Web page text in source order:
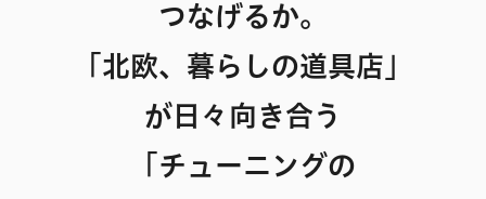
つなげるか。
「北欧、暮らしの道具店」
が 日々向き合う
「チューニングの